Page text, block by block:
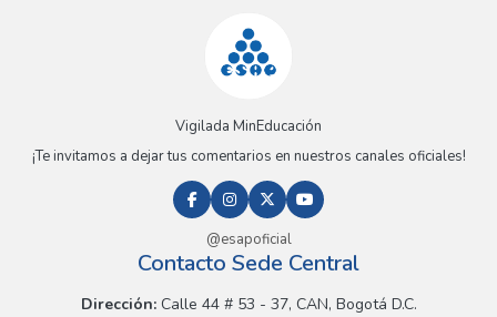
Vigilada MinEducación
¡Te invitamos a dejar tus comentarios en nuestros canales oficiales!
@esapoficial
Contacto Sede Central
Dirección:Calle 44 # 53 - 37, CAN, Bogotá D.C.